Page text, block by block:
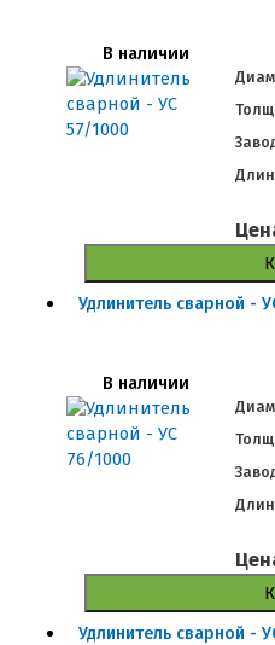
В наличии
Удлинитель сварной -
В наличии
Удлинитель сварной -